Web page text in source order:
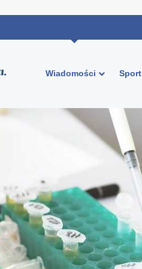
Wiadomości Sport